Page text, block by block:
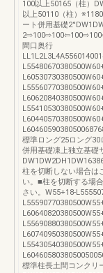
100以上50165（柱）
以上50110（柱）
ート併用基礎
間口奥行
標準ロング25ロング30
併用基礎凍上独立基礎
柱を切断しない場合は
い。■柱を切断する場
さい。W55+18-
標準柱長土間コンクリ